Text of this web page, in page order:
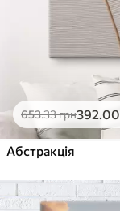
653.33грн392.00
Абстракція